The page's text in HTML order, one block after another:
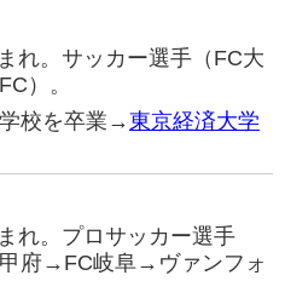
れ。サッカー選手（FC大
）。
校を卒業→東京経済大学
れ。プロサッカー選手
甲府→FC岐阜→ヴァンフォ